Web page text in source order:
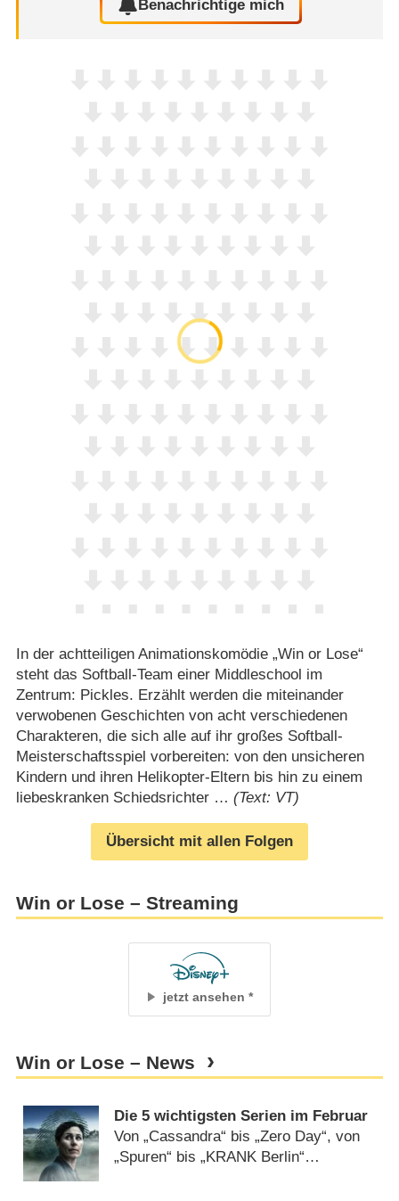
Benachrichtige mich
In der achtteiligen Animationskomödie „Win or Lose“
steht das Softball-Team einer Middleschool im
Zentrum: Pickles. Erzählt werden die miteinander
verwobenen Geschichten von acht verschiedenen
Charakteren, die sich alle auf ihr großes Softball-
Meisterschaftsspiel vorbereiten: von den unsicheren
Kindern und ihren Helikopter-Eltern bis hin zu einem
liebeskranken Schiedsrichter … (Text: VT)
Übersicht mit allen Folgen
Win or Lose – Streaming
jetzt ansehen
Win or Lose – News
Die 5 wichtigsten Serien im Februar
Von „Cassandra“ bis „Zero Day“, von
„Spuren“ bis „KRANK Berlin“